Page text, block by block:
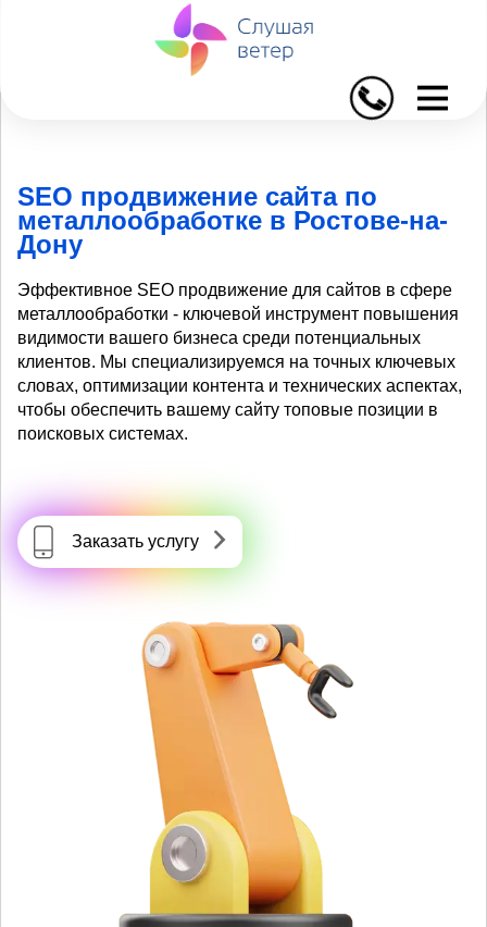
I
SEO продвижение сайта по
металлообработке в Ростове-на-
Дону
Эффективное SEO продвижение для сайтов в сфере
металлообработки - ключевой инструмент повышения
видимости вашего бизнеса среди потенциальных
клиентов. Мы специализируемся на точных ключевых
словах, оптимизации контента и технических аспектах,
чтобы обеспечить вашему сайту топовые позиции в
поисковых системах.
Заказать услугу